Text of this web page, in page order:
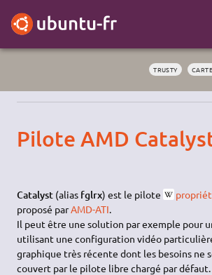
TRUSTY
Pilote AMD
Catalyst (alias fglrx) est le pilote
proposé parAMD-ATI.
Il peut être une solution par exemple pour
utilisant une configuration vidéo
graphique très récente dont les besoins ne
couvert par le pilote libre chargé par défaut.